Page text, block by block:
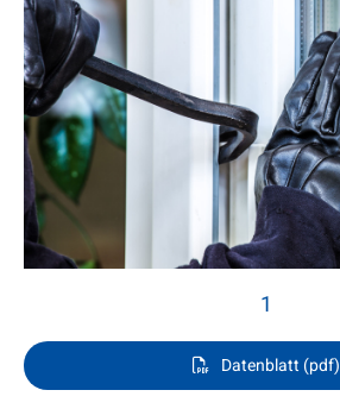
1
Datenblatt (pdf)